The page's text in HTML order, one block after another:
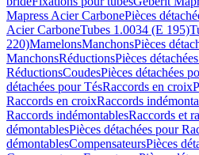
Mapress Acier CarbonePièces
Acier CarboneTubes 1.0034 (E 195)
220)MamelonsManchonsPièces
ManchonsRéductionsPièces
RéductionsCoudesPièces détachées
détachées pour TésRaccords en croix
Raccords en croixRaccords
Raccords indémontablesRaccords et
démontablesPièces détachées pour
démontablesCompensateursPièces